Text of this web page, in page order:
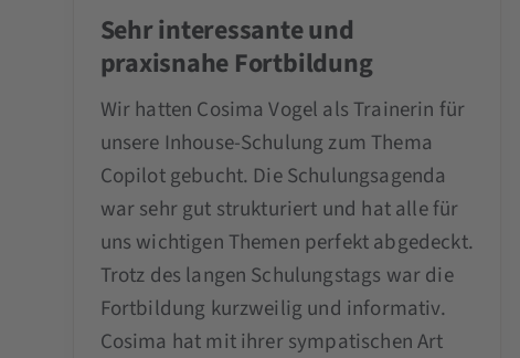
Sehr interessante und
praxisnahe Fortbildung
Wir hatten Cosima Vogel als Trainerin für
unsere Inhouse-Schulung zum Thema
Copilot gebucht. Die Schulungsagenda
war sehr gut strukturiert und hat alle für
uns wichtigen Themen perfekt abgedeckt.
Trotz des langen Schulungstags war die
Fortbildung kurzweilig und informativ.
Cosima hat mit ihrer sympatischen Art